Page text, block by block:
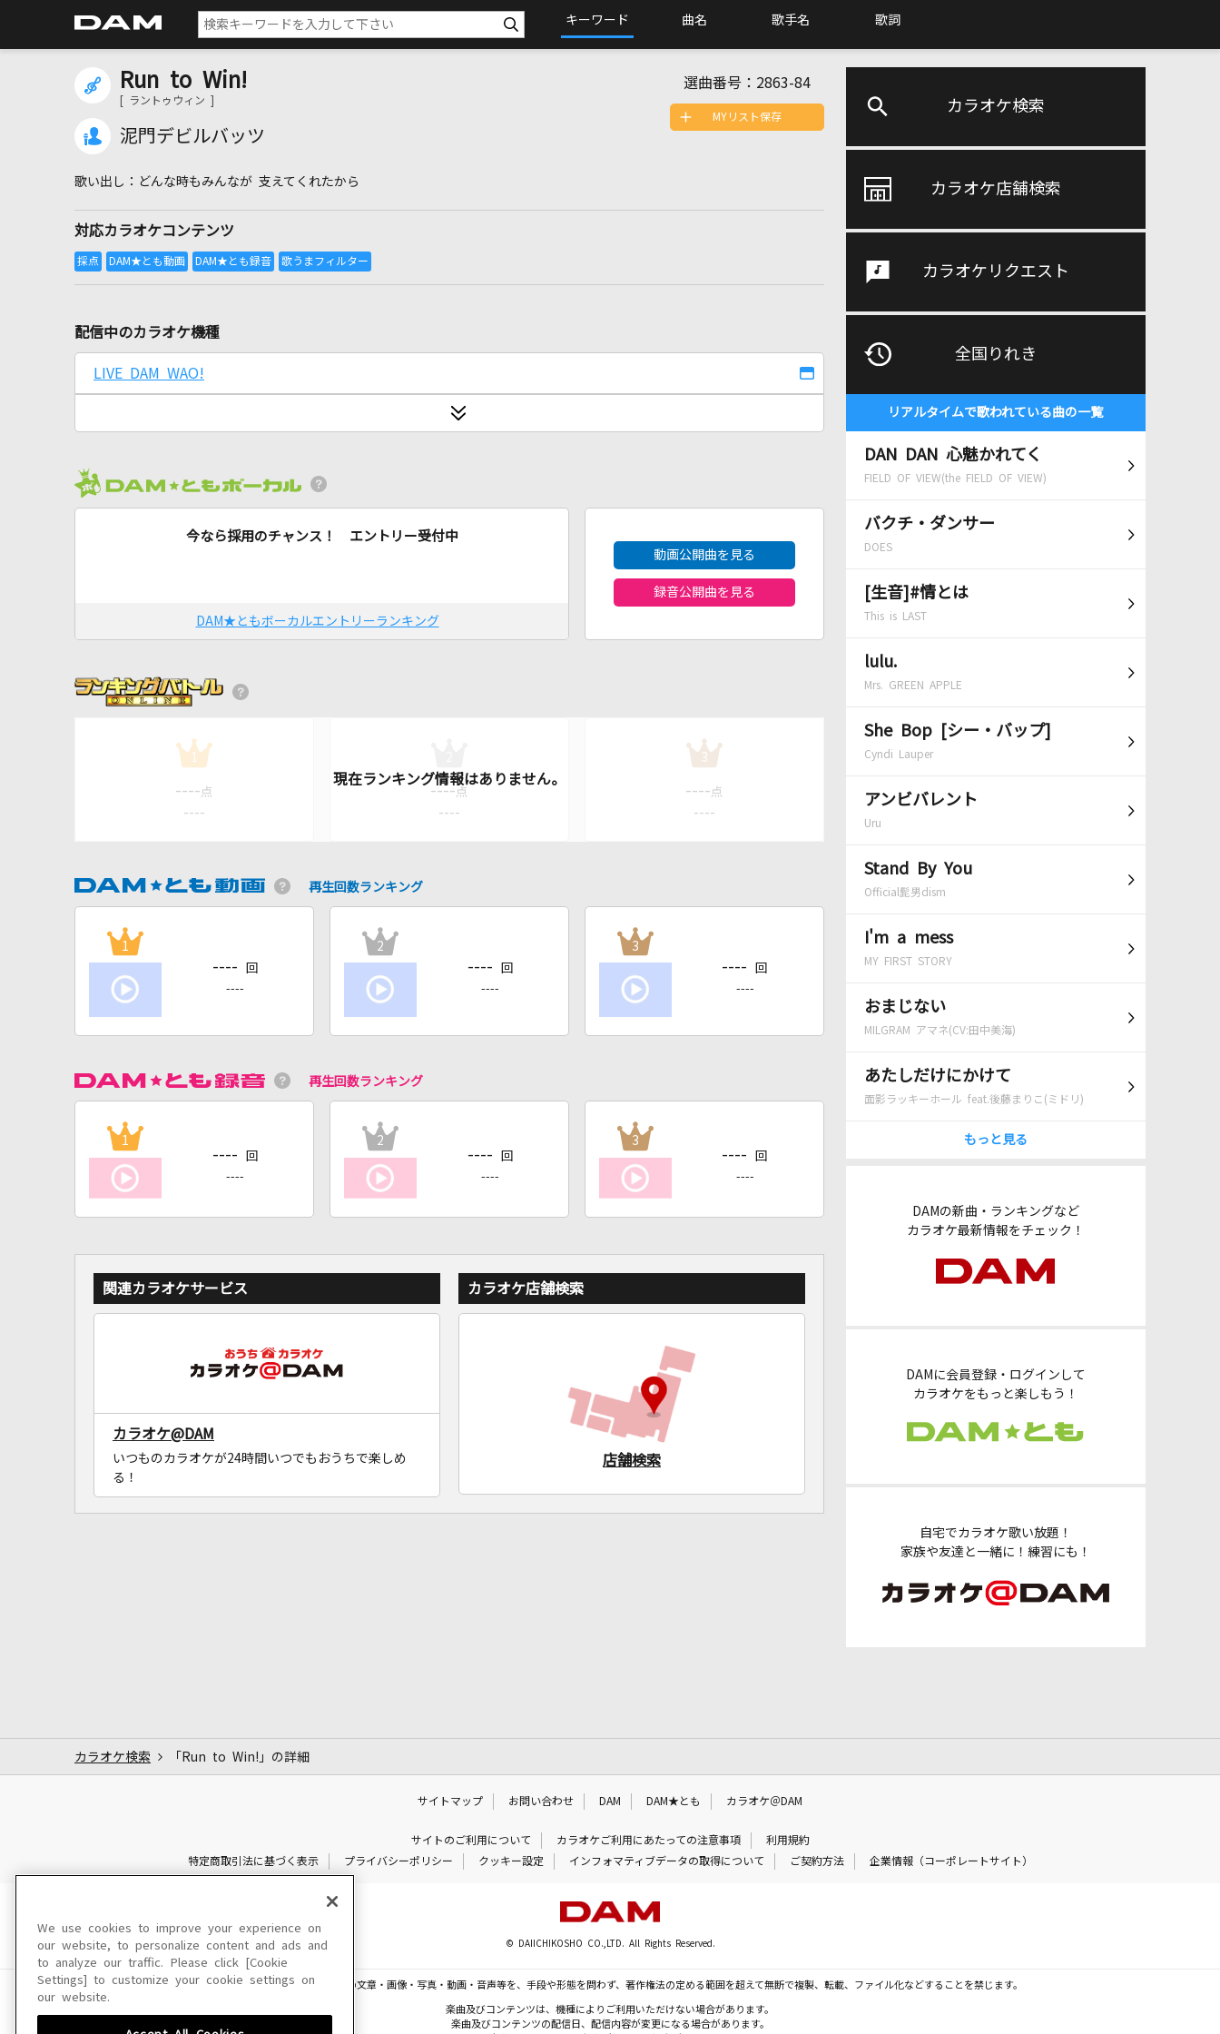
キーワード 曲名 歌手名 歌詞
カラオケ検索
カラオケ店舗検索
カラオケリクエスト
全国りれき
リアルタイムで歌われている曲の一覧
DAN DAN 心魅かれてく
FIELD OF VIEW(the FIELD OF VIEW)
バクチ・ダンサー
DOES
[生音]#情とは
This is LAST
lulu.
Mrs. GREEN APPLE
She Bop [シー・バップ]
Cyndi Lauper
アンビバレント
Uru
Stand By You
Official髭男dism
I'm a mess
MY FIRST STORY
おまじない
MILGRAM アマネ(CV:田中美海)
あたしだけにかけて
面影ラッキーホール feat.後藤まりこ(ミドリ)
もっと見る
DAMの新曲・ランキングなど
カラオケ最新情報をチェック！
DAMに会員登録・ログインして
カラオケをもっと楽しもう！
自宅でカラオケ歌い放題！
家族や友達と一緒に！練習にも！
Run to Win!
[ ラントゥウィン ]
泥門デビルバッツ
選曲番号： 2863-84
どんな時もみんなが 支えてくれたから
対応カラオケコンテンツ
MYリスト保存
配信中のカラオケ機種
LIVE DAM WAO!
今なら採用のチャンス！ エントリー受付中
DAM★ともボーカルエントリーランキング
動画公開曲を見る
録音公開曲を見る
1
---- 点
----
---- 点
----
3
---- 点
----
再生回数ランキング
1
---- 回
----
2
---- 回
----
3
---- 回
----
再生回数ランキング
1
---- 回
----
2
---- 回
----
3
---- 回
----
関連カラオケサービス
カラオケ@DAM
いつものカラオケが24時間いつでもおうちで楽しめ
る！
カラオケ店舗検索
店舗検索
カラオケ検索 「Run to Win!」の詳細
サイトマップ お問い合わせ DAM DAM★とも カラオケ＠DAM
サイトのご利用について カラオケご利用にあたっての注意事項
利用規約
特定商取引法に基づく表示
プライバシーポリシー クッキー設定 インフォマティブデータの取得について ご契約方法 企業情報（コーポレートサイト）
© DAIICHIKOSHO CO.,LTD. All Rights Reserved.
このサイトに掲載されている一切の文章・画像・写真・動画・音声等を、手段や形態を問わず、著作権法の定める範囲を超えて無断で複製、転載、ファイル化などすることを禁じます。
楽曲及びコンテンツは、機種によりご利用いただけない場合があります。
楽曲及びコンテンツの配信日、配信内容が変更になる場合があります。
We use cookies to improve your experience on
our website, to personalize content and ads and
to analyze our traffic. Please click [Cookie
Settings] to customize your cookie settings on
our website.